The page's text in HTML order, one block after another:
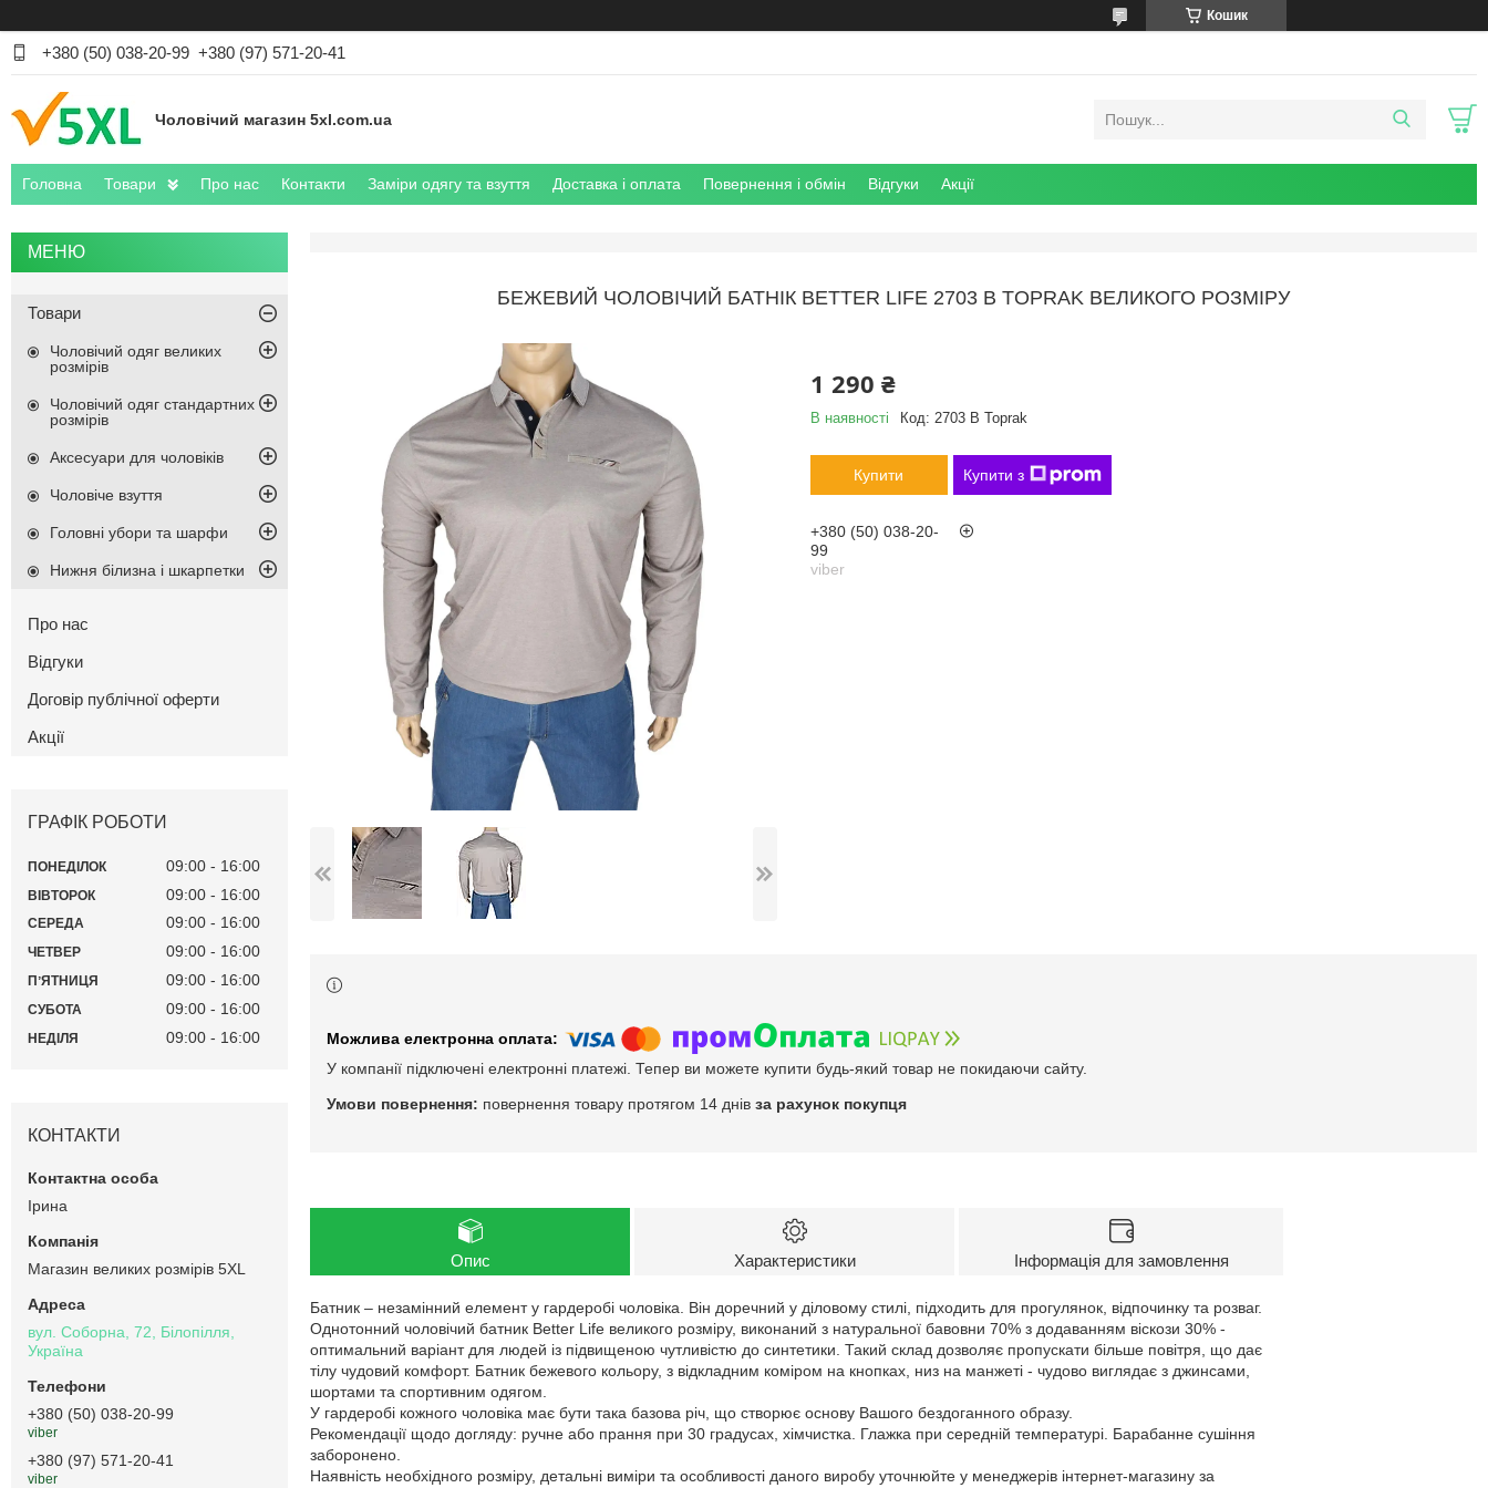
Кошик
+380 (50) 038-20-99 +380 (97) 571-20-41
Чоловічий магазин 5xl.com.ua
Головна Товари Про нас Контакти Заміри одягу та взуття Доставка і оплата Повернення і обмін Відгуки Акції
БЕЖЕВИЙ ЧОЛОВІЧИЙ БАТНІК BETTER LIFE 2703 B TOPRAK ВЕЛИКОГО РОЗМІРУ
1 290 ₴
В наявності Код: 2703 B Toprak
Купити Купити з
+380 (50) 038-20-
99
viber
У компанії підключені електронні платежі. Тепер ви можете купити будь-який товар не покидаючи сайту.
повернення товару протягом 14 днів за рахунок покупця
Опис Характеристики Інформація для замовлення
Батник – незамінний елемент у гардеробі чоловіка. Він доречний у діловому стилі, підходить для прогулянок, відпочинку та розваг.
Однотонний чоловічий батник Better Life великого розміру, виконаний з натуральної бавовни 70% з додаванням віскози 30% -
оптимальний варіант для людей із підвищеною чутливістю до синтетики. Такий склад дозволяє пропускати більше повітря, що дає
тілу чудовий комфорт. Батник бежевого кольору, з відкладним коміром на кнопках, низ на манжеті - чудово виглядає з джинсами,
шортами та спортивним одягом.
У гардеробі кожного чоловіка має бути така базова річ, що створює основу Вашого бездоганного образу.
Рекомендації щодо догляду: ручне або прання при 30 градусах, хімчистка. Глажка при середній температурі. Барабанне сушіння
заборонено.
Наявність необхідного розміру, детальні виміри та особливості даного виробу уточнюйте у менеджерів інтернет-магазину за
Товари
Чоловічий одяг великих
розмірів
Чоловічий одяг стандартних
розмірів
Аксесуари для чоловіків
Чоловіче взуття
Головні убори та шарфи
Нижня білизна і шкарпетки
Про нас
Відгуки
Договір публічної оферти
Акції
ГРАФІК РОБОТИ
ПОНЕДІЛОК 09:00 16:00
ВІВТОРОК 09:00 16:00
СЕРЕДА 09:00 16:00
ЧЕТВЕР 09:00 16:00
ПʼЯТНИЦЯ 09:00 16:00
СУБОТА 09:00 16:00
НЕДІЛЯ 09:00 16:00
КОНТАКТИ
Ірина
Магазин великих розмірів 5XL
вул. Соборна, 72, Білопілля,
Україна
+380 (50) 038-20-99
viber
+380 (97) 571-20-41
viber